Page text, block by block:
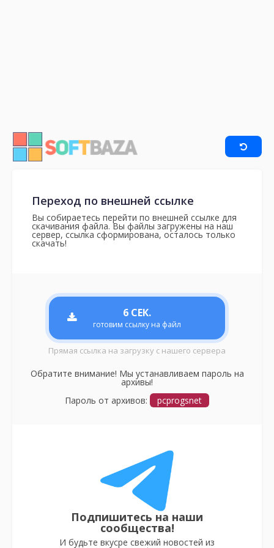
Переход по внешней ссылке
Вы собираетесь перейти по внешней ссылке для
скачивания файла. Вы файлы загружены на наш
сервер, ссылка сформирована, осталось только
скачать!
6 СЕК.
готовим ссылку на файл
Прямая ссылка на загрузку с нашего сервера
Обратите внимание! Мы устанавливаем пароль на
архивы!
Пароль от архивов:
pcprogsnet
Подпишитесь на наши
сообщества!
И будьте вкусре свежий новостей из